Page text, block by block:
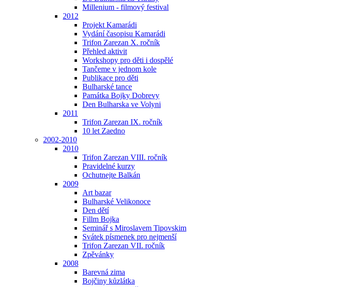
Millenium - filmový festival
2012
Projekt Kamarádi
Vydání časopisu Kamarádi
Trifon Zarezan X. ročník
Přehled aktivit
Workshopy pro děti i dospělé
Tančeme v jednom kole
Publikace pro děti
Bulharské tance
Památka Bojky Dobrevy
Den Bulharska ve Volyni
2011
Trifon Zarezan IX. ročník
10 let Zaedno
2002-2010
2010
Trifon Zarezan VIII. ročník
Pravidelné kurzy
Ochutnejte Balkán
2009
Art bazar
Bulharské Velikonoce
Den dětí
Fillm Bojka
Seminář s Miroslavem Tipovskim
Svátek písmenek pro nejmenší
Trifon Zarezan VII. ročník
Zpěvánky
2008
Barevná zima
Bojčiny kůzlátka